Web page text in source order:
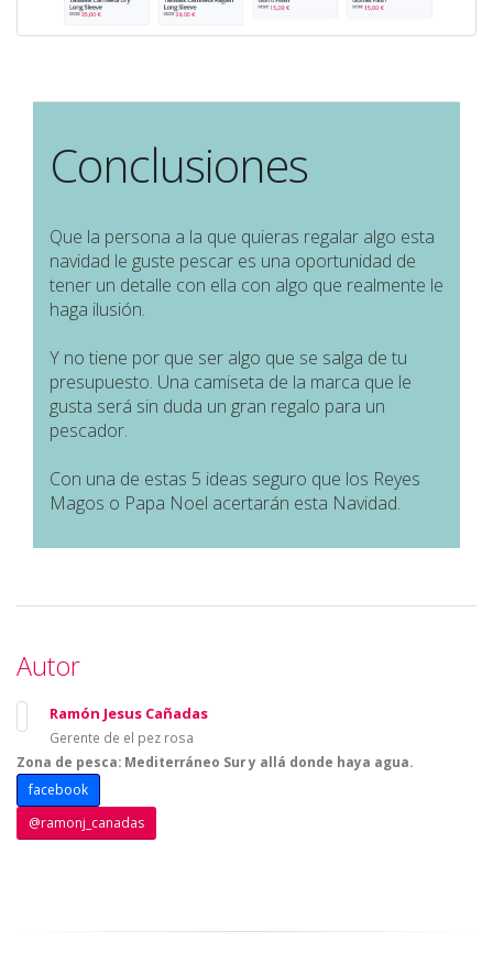
Conclusiones
Que la persona a la que quieras regalar algo esta
navidad le guste pescar es una oportunidad de
tener un detalle con ella con algo que realmente le
haga ilusión.
Y no tiene por que ser algo que se salga de tu
presupuesto. Una camiseta de la marca que le
gusta será sin duda un gran regalo para un
pescador.
Con una de estas 5 ideas seguro que los Reyes
Magos o Papa Noel acertarán esta Navidad.
Autor
Ramón Jesus Cañadas
Gerente de el pez rosa
Zona de pesca: Mediterráneo Sur y allá donde haya agua.
facebook
@ramonj_canadas